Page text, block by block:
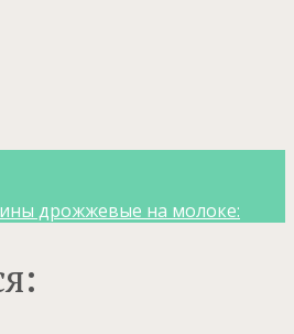
дрожжевые на молоке: